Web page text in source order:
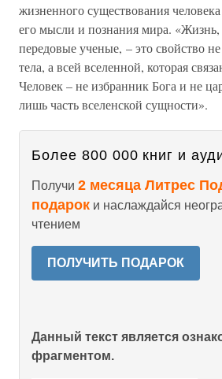
жизненного существования
его мысли и познания мира.
передовые ученые, – это свойство не
тела, а всей вселенной, которая
Человек – не избранник Бога и не
лишь часть вселенской сущности».
Более 800 000 книг и
Получи 2 месяца Литрес
подарок и наслаждайся
чтением
ПОЛУЧИТЬ ПОДАРОК
Данный текст является
фрагментом.